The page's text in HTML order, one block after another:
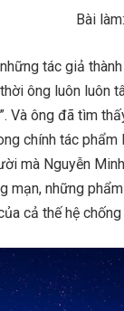
Bài làm:
tác giả
ông luôn luôn
Và ông đã tìm
chính tác
mà Nguyễn
mạn, những
cả thế hệ chống